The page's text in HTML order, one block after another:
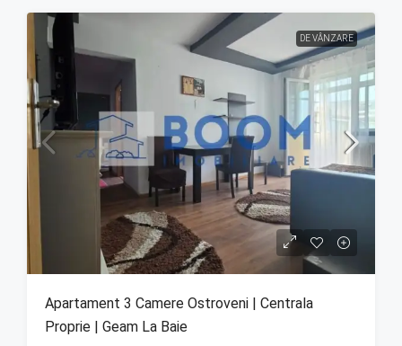
DE VÂNZARE
Apartament 3 Camere Ostroveni | Centrala
Proprie | Geam La Baie